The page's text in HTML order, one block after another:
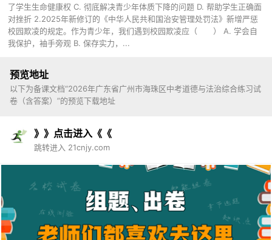
了学生生命健康权 C. 彻底解决青少年体质下降的问题 D. 帮助学生正确面
对挫折 2.2025年新修订的《中华人民共和国治安管理处罚法》新增严惩
校园欺凌的规定。作为青少年，我们遇到校园欺凌应（ ） A. 学会自
我保护，袖手旁观 B. 保存实力，...
预览地址
以下为备课文档“2026年广东省广州市海珠区中考道德与法治综合练习试
卷（含答案）”的预览下载地址
》》点击进入《《
跳转进入 21cnjy.com